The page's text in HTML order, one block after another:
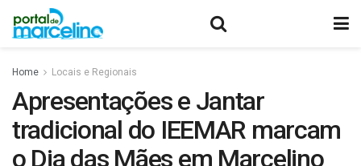
Home Locais e Regionais
Apresentações e Jantar
tradicional do IEEMAR marcam
o Dia das Mães em Marcelino